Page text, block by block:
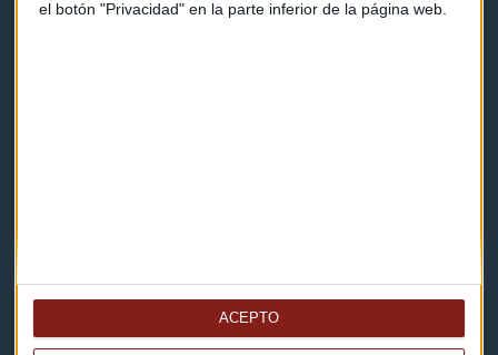
el botón "Privacidad" en la parte inferior de la página web.
ACEPTO